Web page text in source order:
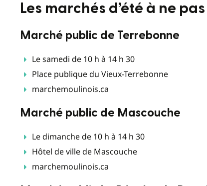
Les marchés d’été à ne
Marché public de Terrebonne
Le samedi de 10 h à 14 h 30
Place publique du Vieux-Terrebonne
marchemoulinois.ca
Marché public de Mascouche
Le dimanche de 10 h à 14 h 30
Hôtel de ville de Mascouche
marchemoulinois.ca